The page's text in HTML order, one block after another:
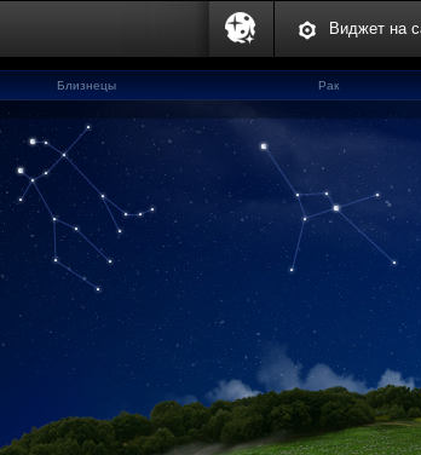
Виджет на
Близнецы Рак